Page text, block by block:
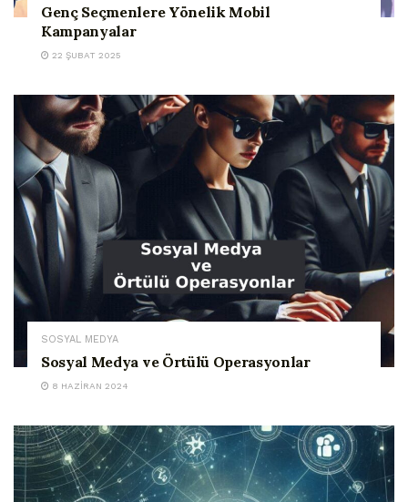
Genç Seçmenlere Yönelik Mobil
Kampanyalar
22 ŞUBAT 2025
SOSYAL MEDYA
Sosyal Medya ve Örtülü Operasyonlar
8 HAZIRAN 2024